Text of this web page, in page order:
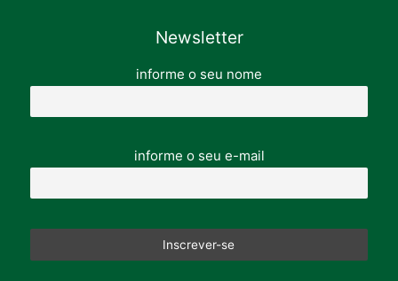
Newsletter
informe o seu nome
informe o seu e-mail